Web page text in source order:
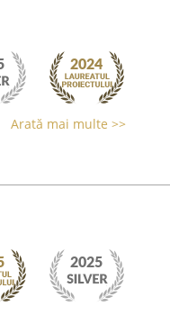
Arată mai multe >>